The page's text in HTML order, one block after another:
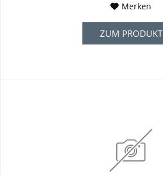
Merken
ZUM PRODUKT